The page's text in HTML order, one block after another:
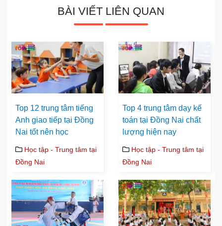
BÀI VIẾT LIÊN QUAN
Top 12 trung tâm tiếng
Anh giao tiếp tại Đồng
Nai tốt nên học
Học tập - Trung tâm tại
Đồng Nai
Top 4 trung tâm dạy kế
toán tại Đồng Nai chất
lượng hiện nay
Học tập - Trung tâm tại
Đồng Nai